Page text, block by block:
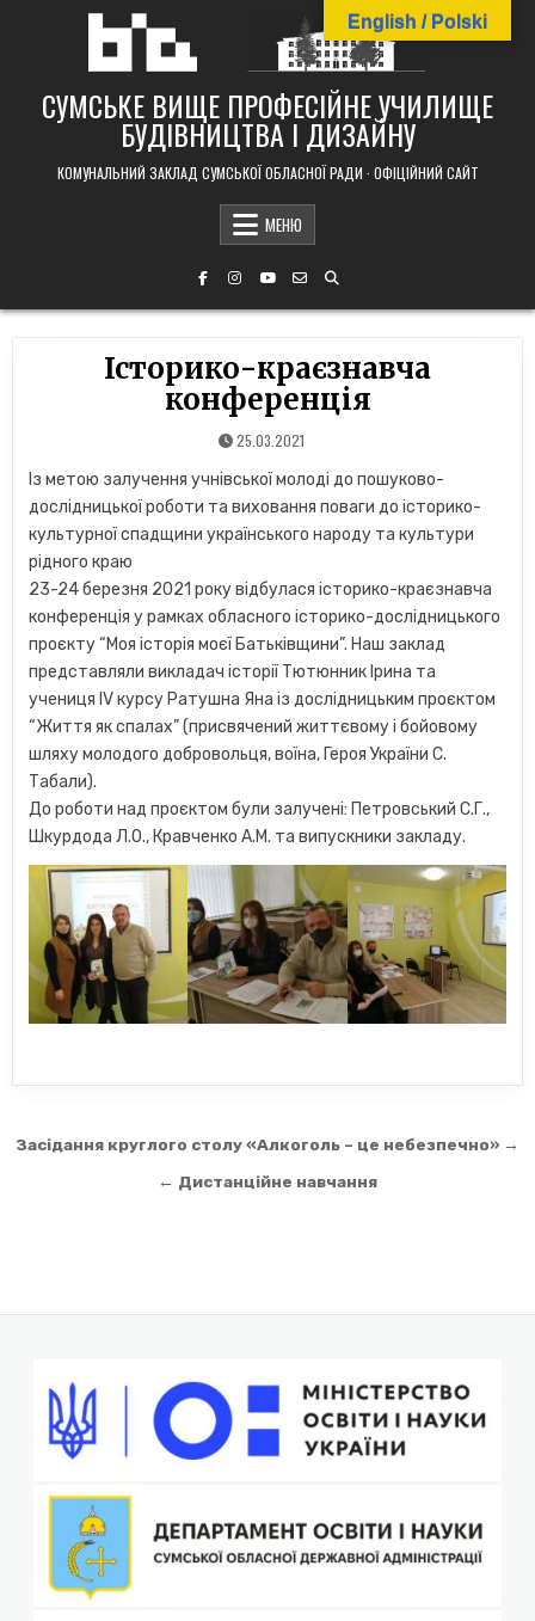
СУМСЬКЕ ВИЩЕ ПРОФЕСІЙНЕ УЧИЛИЩЕ
БУДІВНИЦТВА І ДИЗАЙНУ
КОМУНАЛЬНИЙ ЗАКЛАД СУМСЬКОЇ ОБЛАСНОЇ РАДИ · ОФІЦІЙНИЙ САЙТ
МЕНЮ
Історико-краєзнавча
конференція
25.03.2021
Із метою залучення учнівської молоді до пошуково-
дослідницької роботи та виховання поваги до історико-
культурної спадщини українського народу та культури
рідного краю
23-24 березня 2021 року відбулася історико-краєзнавча
конференція у рамках обласного історико-дослідницького
проєкту “Моя історія моєї Батьківщини”. Наш заклад
представляли викладач історії Тютюнник Ірина та
учениця IV курсу Ратушна Яна із дослідницьким проєктом
“Життя як спалах” (присвячений життєвому і бойовому
шляху молодого добровольця, воїна, Героя України С.
Табали).
До роботи над проєктом були залучені: Петровський С.Г.,
Шкурдода Л.О., Кравченко А.М. та випускники закладу.
Навігація
Засідання круглого столу «Алкоголь – це небезпечно» →
← Дистанційне навчання
English / Polski